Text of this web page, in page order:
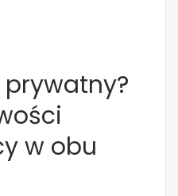
prywatny?
w obu